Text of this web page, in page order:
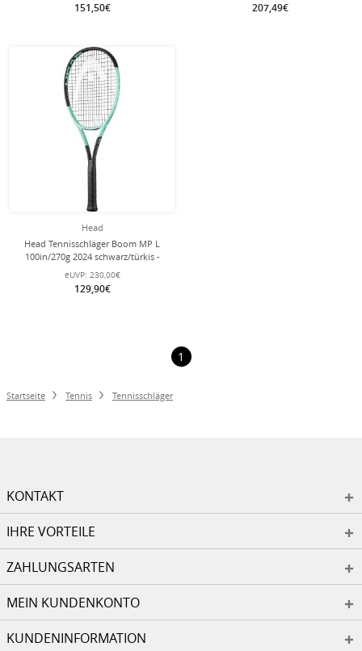
151,50€ 207,49€
Head
Head Tennisschläger Boom MP L
100in/270g 2024 schwarz/türkis -
TESTSCHLÄGER (wie NEU) - besaitet
eUVP: 230,00€
129,90€
1
Startseite Tennis Tennisschläger
KONTAKT
IHRE VORTEILE
ZAHLUNGSARTEN
MEIN KUNDENKONTO
KUNDENINFORMATION